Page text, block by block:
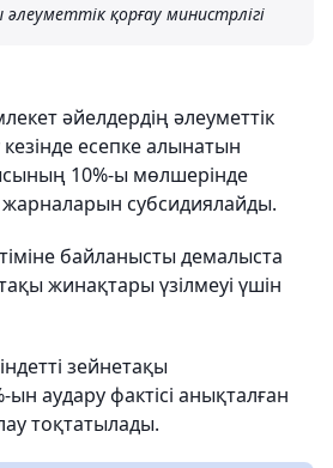
қорғау министрлігі
әйелдердің әлеуметтік
есепке алынатын
10%-ы мөлшерінде
жарналарын субсидиялайды.
байланысты демалыста
жинақтары үзілмеуі үшін
зейнетақы
аудару фактісі анықталған
тоқтатылады.